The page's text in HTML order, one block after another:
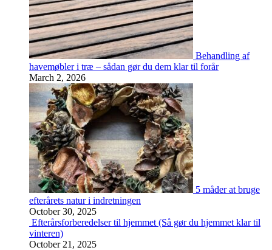
Behandling af
havemøbler i træ – sådan gør du dem klar til forår
March 2, 2026
5 måder at bruge
efterårets natur i indretningen
October 30, 2025
Efterårsforberedelser til hjemmet (Så gør du hjemmet klar til
vinteren)
October 21, 2025